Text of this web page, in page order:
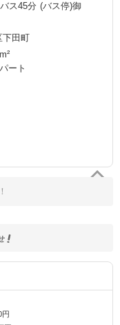
ス45分 (バス停)御
下田町
ート
円